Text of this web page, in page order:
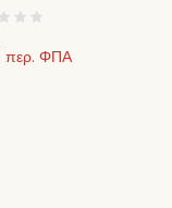
περ. ΦΠΑ